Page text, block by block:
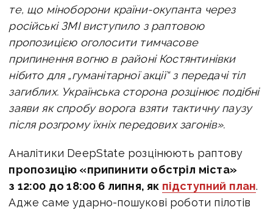
те, що міноборони країни-окупанта через
російські ЗМІ виступило з раптовою
пропозицією оголосити тимчасове
припинення вогню в районі Костянтинівки
нібито для „гуманітарної акції“ з передачі тіл
загиблих. Українська сторона розцінює подібні
заяви як спробу ворога взяти тактичну паузу
після розгрому їхніх передових загонів».
Аналітики DeepState розцінюють раптову
пропозицію «припинити обстріл міста»
з 12:00 до 18:00 6 липня, як підступний план.
Адже саме ударно-пошукові роботи пілотів